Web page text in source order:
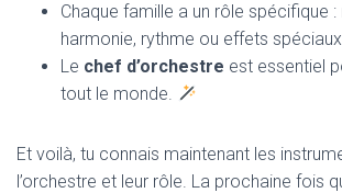
Chaque famille a un rôle spécifique :
harmonie, rythme ou effets
Le chef d’orchestre est essentiel
tout le monde.
Et voilà, tu connais maintenant les
l’orchestre et leur rôle. La prochaine fois